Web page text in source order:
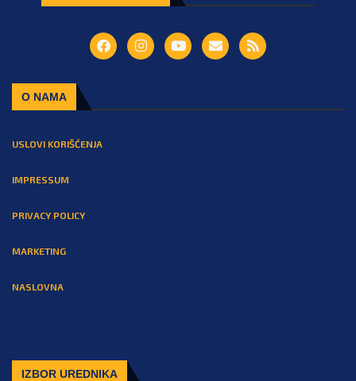
O NAMA
USLOVI KORIŠĆENJA
IMPRESSUM
PRIVACY POLICY
MARKETING
NASLOVNA
IZBOR UREDNIKA